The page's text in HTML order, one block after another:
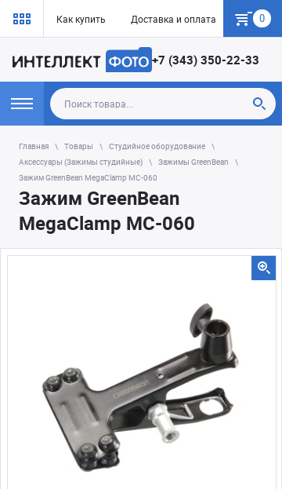
Как купить Доставка и оплата Гарантия
0
+7 (343) 350-22-33
Главная Товары
Студийное оборудование
Аксессуары (Зажимы студийные)
Зажимы GreenBean
Зажим GreenBean MegaClamp MC-060
Зажим GreenBean
MegaClamp MC-060